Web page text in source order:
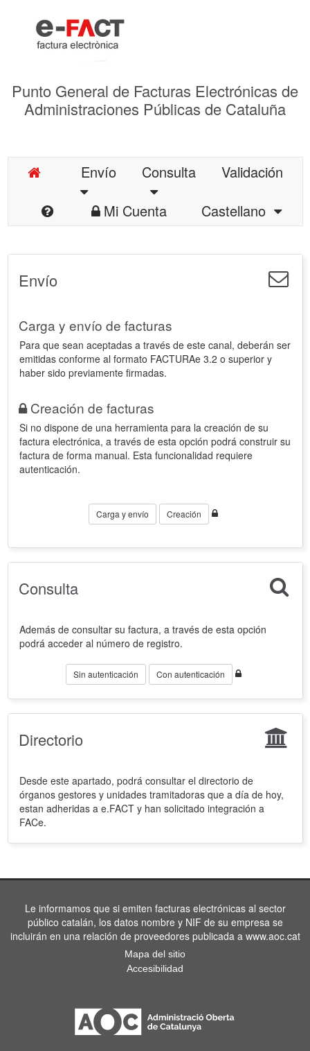
Punto General de Facturas Electrónicas de
Administraciones Públicas de Cataluña
Envío Consulta
Validación
Mi Cuenta
Castellano
Envío
Carga y envío de facturas
Para que sean aceptadas a través de este canal, deberán ser
emitidas conforme al formato FACTURAe 3.2 o superior y
haber sido previamente firmadas.
Creación de facturas
Si no dispone de una herramienta para la creación de su
factura electrónica, a través de esta opción podrá construir su
factura de forma manual. Esta funcionalidad requiere
autenticación.
Carga y envío Creación
Consulta
Además de consultar su factura, a través de esta opción
podrá acceder al número de registro.
Sin autenticación Con autenticación
Directorio
Desde este apartado, podrá consultar el directorio de
órganos gestores y unidades tramitadoras que a día de hoy,
estan adheridas a e.FACT y han solicitado integración a
FACe.
Le informamos que si emiten facturas electrónicas al sector
público catalán, los datos nombre y NIF de su empresa se
incluirán en una relación de proveedores publicada a www.aoc.cat
Mapa del sitio
Accesibilidad